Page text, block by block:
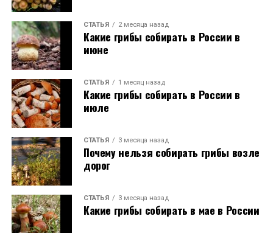
СТАТЬЯ 2 месяца назад
Какие грибы собирать в России в
июне
СТАТЬЯ 1 месяц назад
Какие грибы собирать в России в
июле
СТАТЬЯ 3 месяца назад
Почему нельзя собирать грибы возле
дорог
СТАТЬЯ 3 месяца назад
Какие грибы собирать в мае в России